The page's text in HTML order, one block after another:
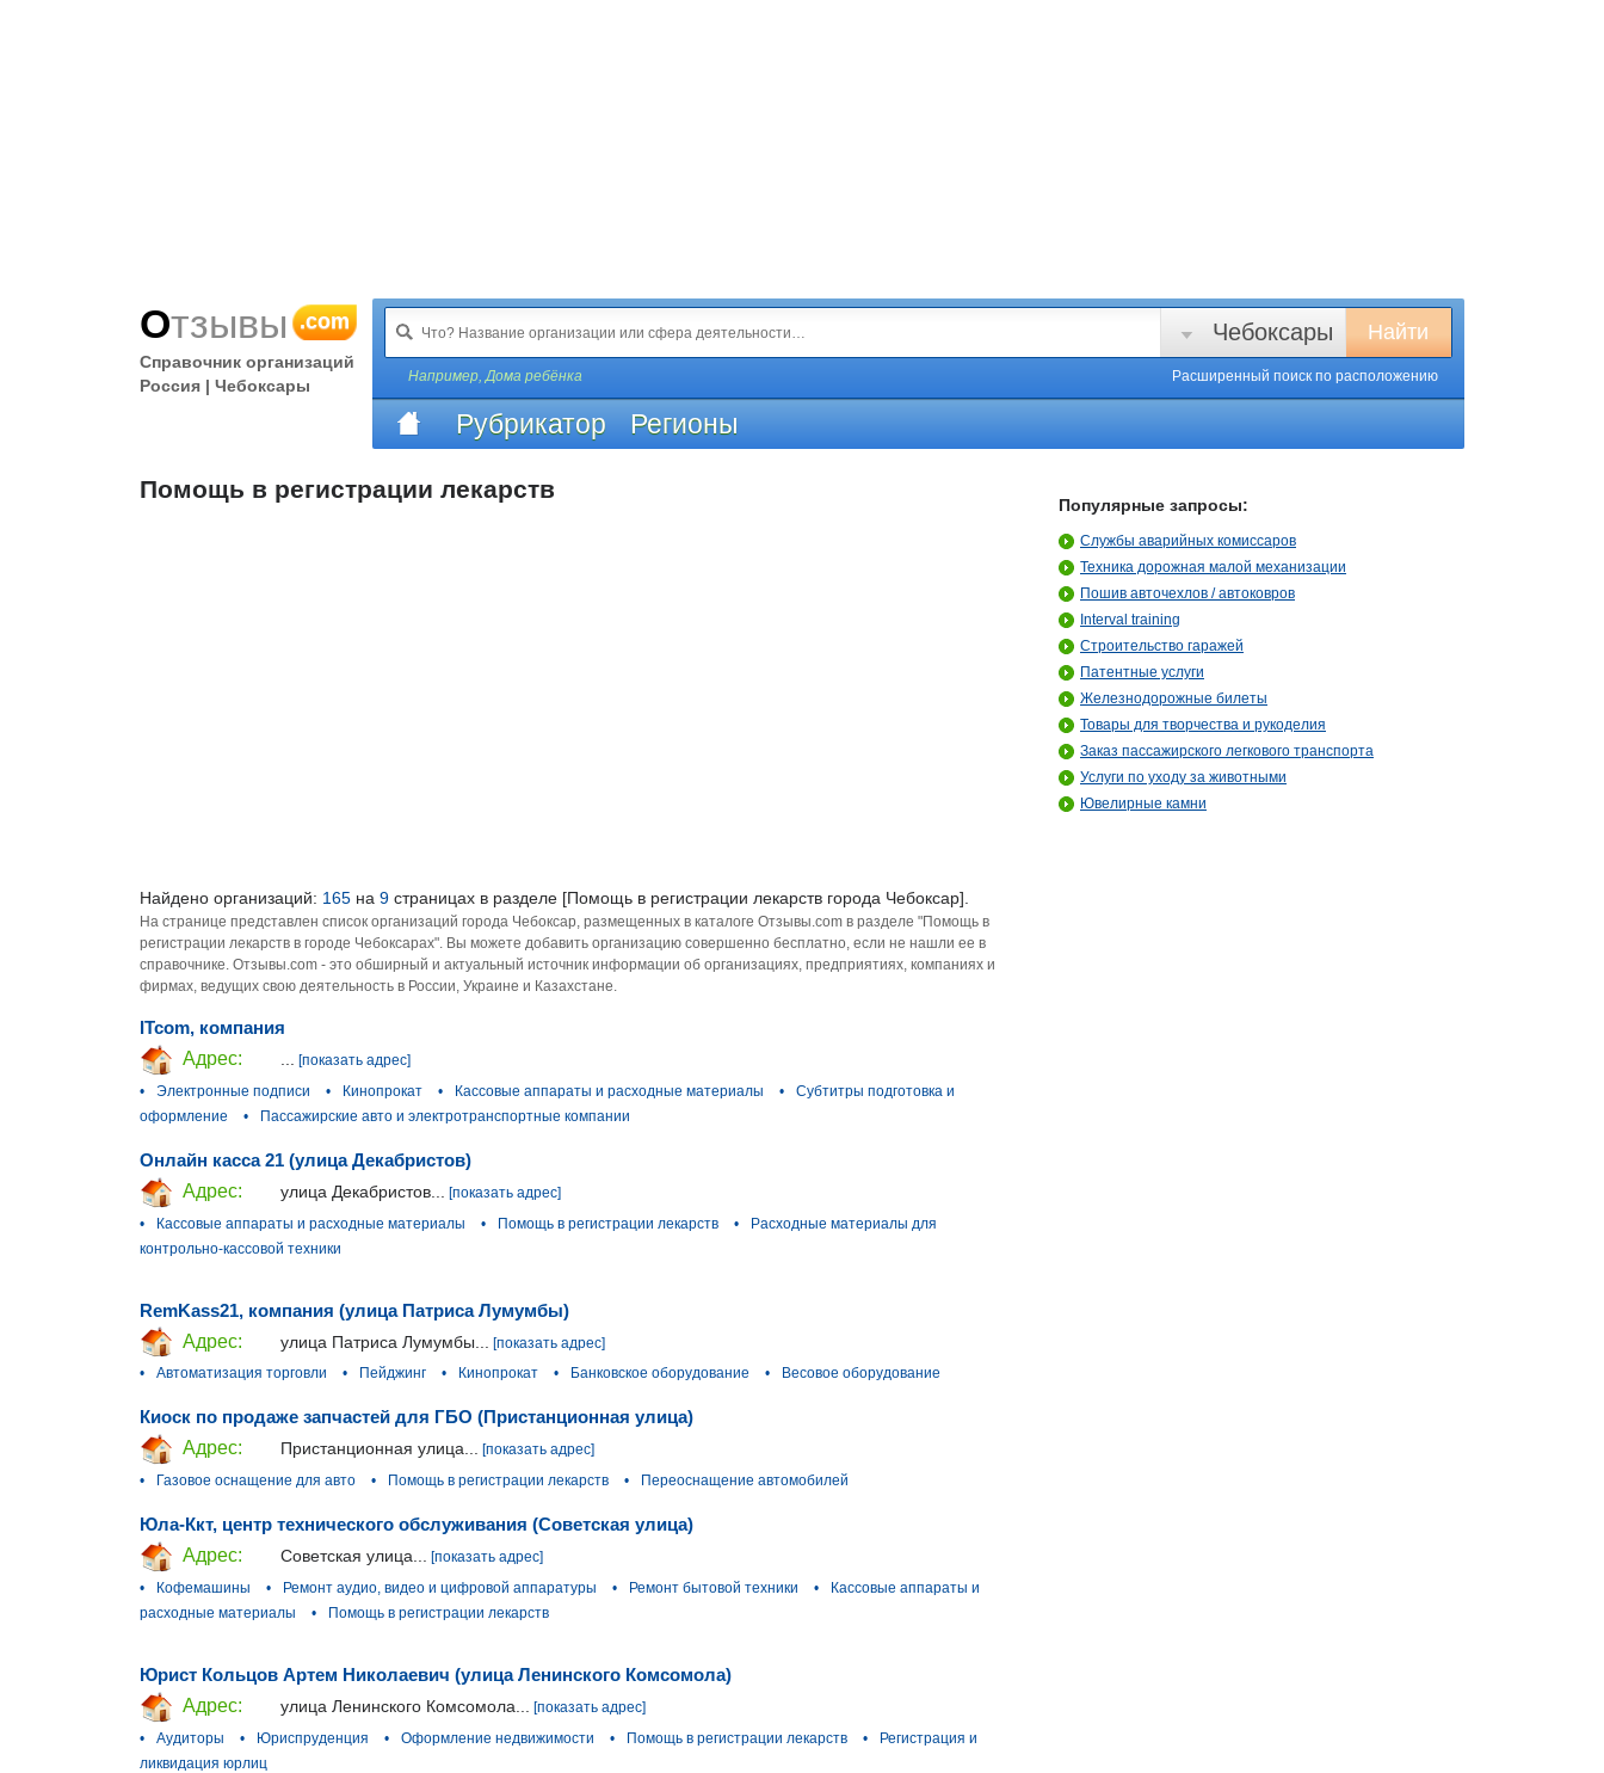
Отзывы .com
Справочник организаций
Россия | Чебоксары
Найти
Чебоксары
Например,Дома ребёнка Расширенный поиск по расположению
Рубрикатор Регионы
Помощь в регистрации лекарств
Найдено организаций: 165 на 9 страницах в разделе [Помощь в регистрации лекарств города Чебоксар].
На странице представлен список организаций города Чебоксар, размещенных в каталоге Отзывы.com в разделе "Помощь в
регистрации лекарств в городе Чебоксарах". Вы можете добавить организацию совершенно бесплатно, если не нашли ее в
справочнике. Отзывы.com - это обширный и актуальный источник информации об организациях, предприятиях, компаниях и
фирмах, ведущих свою деятельность в России, Украине и Казахстане.
ITcom, компания
Адрес:
[показать адрес]
•
Электронные подписи • Кинопрокат • Кассовые аппараты и расходные материалы •
Субтитры подготовка и
оформление
• Пассажирские авто и электротранспортные компании
Онлайн касса 21 (улица Декабристов)
Адрес:
улица Декабристов...
[показать адрес]
•
Кассовые аппараты и расходные материалы • Помощь в регистрации лекарств •
Расходные материалы для
контрольно-кассовой техники
RemKass21, компания (улица Патриса Лумумбы)
Адрес:
улица Патриса Лумумбы...
[показать адрес]
•
Автоматизация торговли • Пейджинг • Кинопрокат • Банковское оборудование • Весовое оборудование
Киоск по продаже запчастей для ГБО (Пристанционная улица)
Адрес:
Пристанционная улица... [показать адрес]
•
Газовое оснащение для авто • Помощь в регистрации лекарств • Переоснащение автомобилей
Юла-Ккт, центр технического обслуживания (Советская улица)
Адрес:
Советская улица...
[показать адрес]
•
Кофемашины • Ремонт аудио, видео и цифровой аппаратуры • Ремонт бытовой техники •
Кассовые аппараты и
расходные материалы
• Помощь в регистрации лекарств
Юрист Кольцов Артем Николаевич (улица Ленинского Комсомола)
Адрес:
улица Ленинского Комсомола...
[показать адрес]
•
Аудиторы • Юриспруденция • Оформление недвижимости • Помощь в регистрации лекарств •
Регистрация и
ликвидация юрлиц
Популярные запросы:
Службы аварийных комиссаров
Техника дорожная малой механизации
Пошив авточехлов / автоковров
Interval training
Строительство гаражей
Патентные услуги
Железнодорожные билеты
Товары для творчества и рукоделия
Заказ пассажирского легкового транспорта
Услуги по уходу за животными
Ювелирные камни